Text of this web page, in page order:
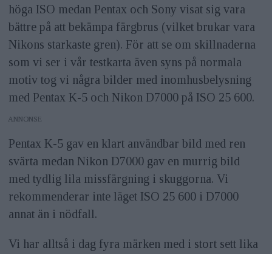
höga ISO medan Pentax och Sony visat sig vara
bättre på att bekämpa färgbrus (vilket brukar vara
Nikons starkaste gren). För att se om skillnaderna
som vi ser i vår testkarta även syns på normala
motiv tog vi några bilder med inomhusbelysning
med Pentax K-5 och Nikon D7000 på ISO 25 600.
ANNONS
Pentax K-5 gav en klart användbar bild med ren
svärta medan Nikon D7000 gav en murrig bild
med tydlig lila missfärgning i skuggorna. Vi
rekommenderar inte läget ISO 25 600 i D7000
annat än i nödfall.
Vi har alltså i dag fyra märken med i stort sett lika